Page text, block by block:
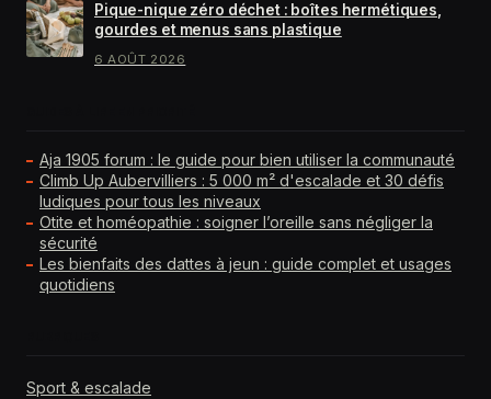
Pique-nique zéro déchet : boîtes hermétiques,
gourdes et menus sans plastique
6 AOÛT 2026
Aja 1905 forum : le guide pour bien utiliser la communauté
Climb Up Aubervilliers : 5 000 m² d'escalade et 30 défis
ludiques pour tous les niveaux
Otite et homéopathie : soigner l’oreille sans négliger la
sécurité
Les bienfaits des dattes à jeun : guide complet et usages
quotidiens
Sport & escalade